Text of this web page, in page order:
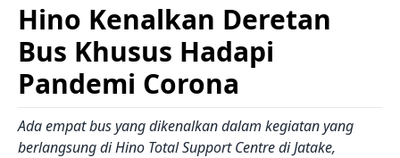
Hino Kenalkan Deretan
Bus Khusus Hadapi
Pandemi Corona
Ada empat bus yang dikenalkan dalam kegiatan yang
berlangsung di Hino Total Support Centre di Jatake,